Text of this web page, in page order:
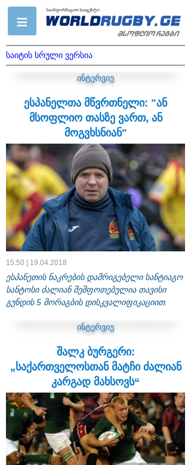
საიტის სრული ვერსია
ინტერვიუ
ესპანელთა მწვრთნელი: "ან
მსოფლიო თასზე ვართ, ან
მოგვხსნიან"
15:50 | 19.04.2018
ესპანეთის ნაკრების დამრიგებელი სანტიაგო
სანტოსი ძალიან შეშფოთებულია თავისი
გუნდის 5 მორაგბის დისკვალიფიკაციით.
ინტერვიუ
შალკ ბურგერი:
„საქართველოსთან მატჩი ძალიან
კარგად მახსოვს“